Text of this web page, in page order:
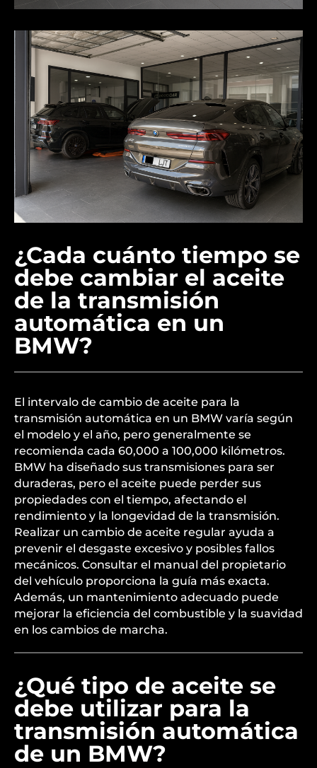
¿Cada cuánto tiempo se
debe cambiar el aceite
de la transmisión
automática en un
BMW?
El intervalo de cambio de aceite para la
transmisión automática en un BMW varía según
el modelo y el año, pero generalmente se
recomienda cada 60,000 a 100,000 kilómetros.
BMW ha diseñado sus transmisiones para ser
duraderas, pero el aceite puede perder sus
propiedades con el tiempo, afectando el
rendimiento y la longevidad de la transmisión.
Realizar un cambio de aceite regular ayuda a
prevenir el desgaste excesivo y posibles fallos
mecánicos. Consultar el manual del propietario
del vehículo proporciona la guía más exacta.
Además, un mantenimiento adecuado puede
mejorar la eficiencia del combustible y la suavidad
en los cambios de marcha.
¿Qué tipo de aceite se
debe utilizar para la
transmisión automática
de un BMW?